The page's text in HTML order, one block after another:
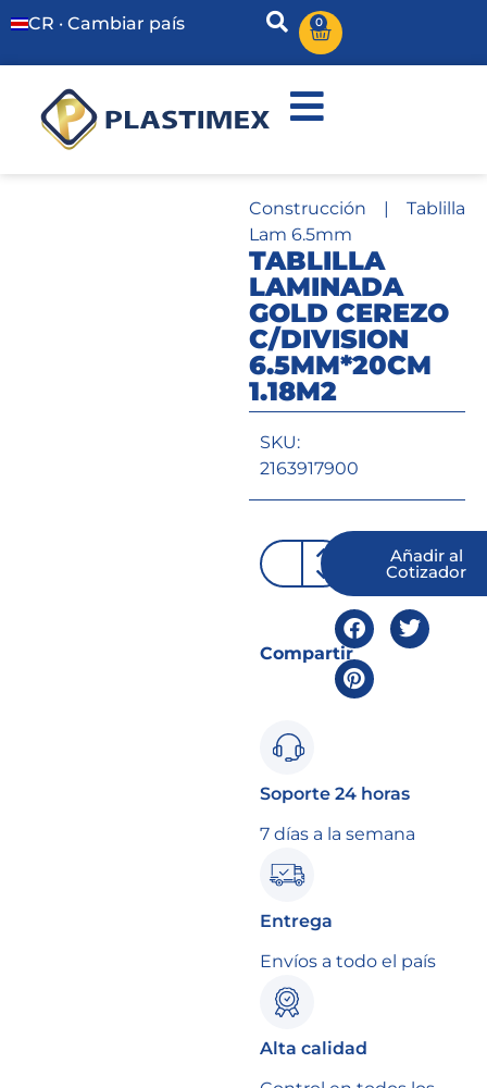
CR · Cambiar país 0
Construcción | Tablilla
Lam 6.5mm
TABLILLA
LAMINADA
GOLD CEREZO
C/DIVISION
6.5MM*20CM
1.18M2
SKU:
2163917900
Añadir al
Cotizador
Compartir
Soporte 24 horas
7 días a la semana
Entrega
Envíos a todo el país
Alta calidad